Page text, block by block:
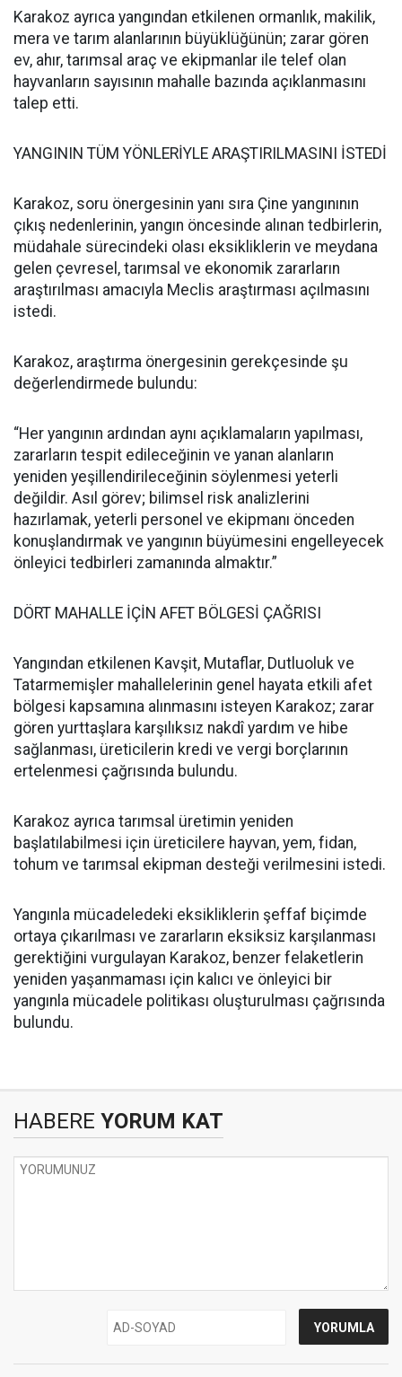
Karakoz ayrıca yangından etkilenen ormanlık, makilik,
mera ve tarım alanlarının büyüklüğünün; zarar gören
ev, ahır, tarımsal araç ve ekipmanlar ile telef olan
hayvanların sayısının mahalle bazında açıklanmasını
talep etti.
YANGININ TÜM YÖNLERİYLE ARAŞTIRILMASINI İSTEDİ
Karakoz, soru önergesinin yanı sıra Çine yangınının
çıkış nedenlerinin, yangın öncesinde alınan tedbirlerin,
müdahale sürecindeki olası eksikliklerin ve meydana
gelen çevresel, tarımsal ve ekonomik zararların
araştırılması amacıyla Meclis araştırması açılmasını
istedi.
Karakoz, araştırma önergesinin gerekçesinde şu
değerlendirmede bulundu:
“Her yangının ardından aynı açıklamaların yapılması,
zararların tespit edileceğinin ve yanan alanların
yeniden yeşillendirileceğinin söylenmesi yeterli
değildir. Asıl görev; bilimsel risk analizlerini
hazırlamak, yeterli personel ve ekipmanı önceden
konuşlandırmak ve yangının büyümesini engelleyecek
önleyici tedbirleri zamanında almaktır.”
DÖRT MAHALLE İÇİN AFET BÖLGESİ ÇAĞRISI
Yangından etkilenen Kavşit, Mutaflar, Dutluoluk ve
Tatarmemişler mahallelerinin genel hayata etkili afet
bölgesi kapsamına alınmasını isteyen Karakoz; zarar
gören yurttaşlara karşılıksız nakdî yardım ve hibe
sağlanması, üreticilerin kredi ve vergi borçlarının
ertelenmesi çağrısında bulundu.
Karakoz ayrıca tarımsal üretimin yeniden
başlatılabilmesi için üreticilere hayvan, yem, fidan,
tohum ve tarımsal ekipman desteği verilmesini istedi.
Yangınla mücadeledeki eksikliklerin şeffaf biçimde
ortaya çıkarılması ve zararların eksiksiz karşılanması
gerektiğini vurgulayan Karakoz, benzer felaketlerin
yeniden yaşanmaması için kalıcı ve önleyici bir
yangınla mücadele politikası oluşturulması çağrısında
bulundu.
HABERE YORUM KAT